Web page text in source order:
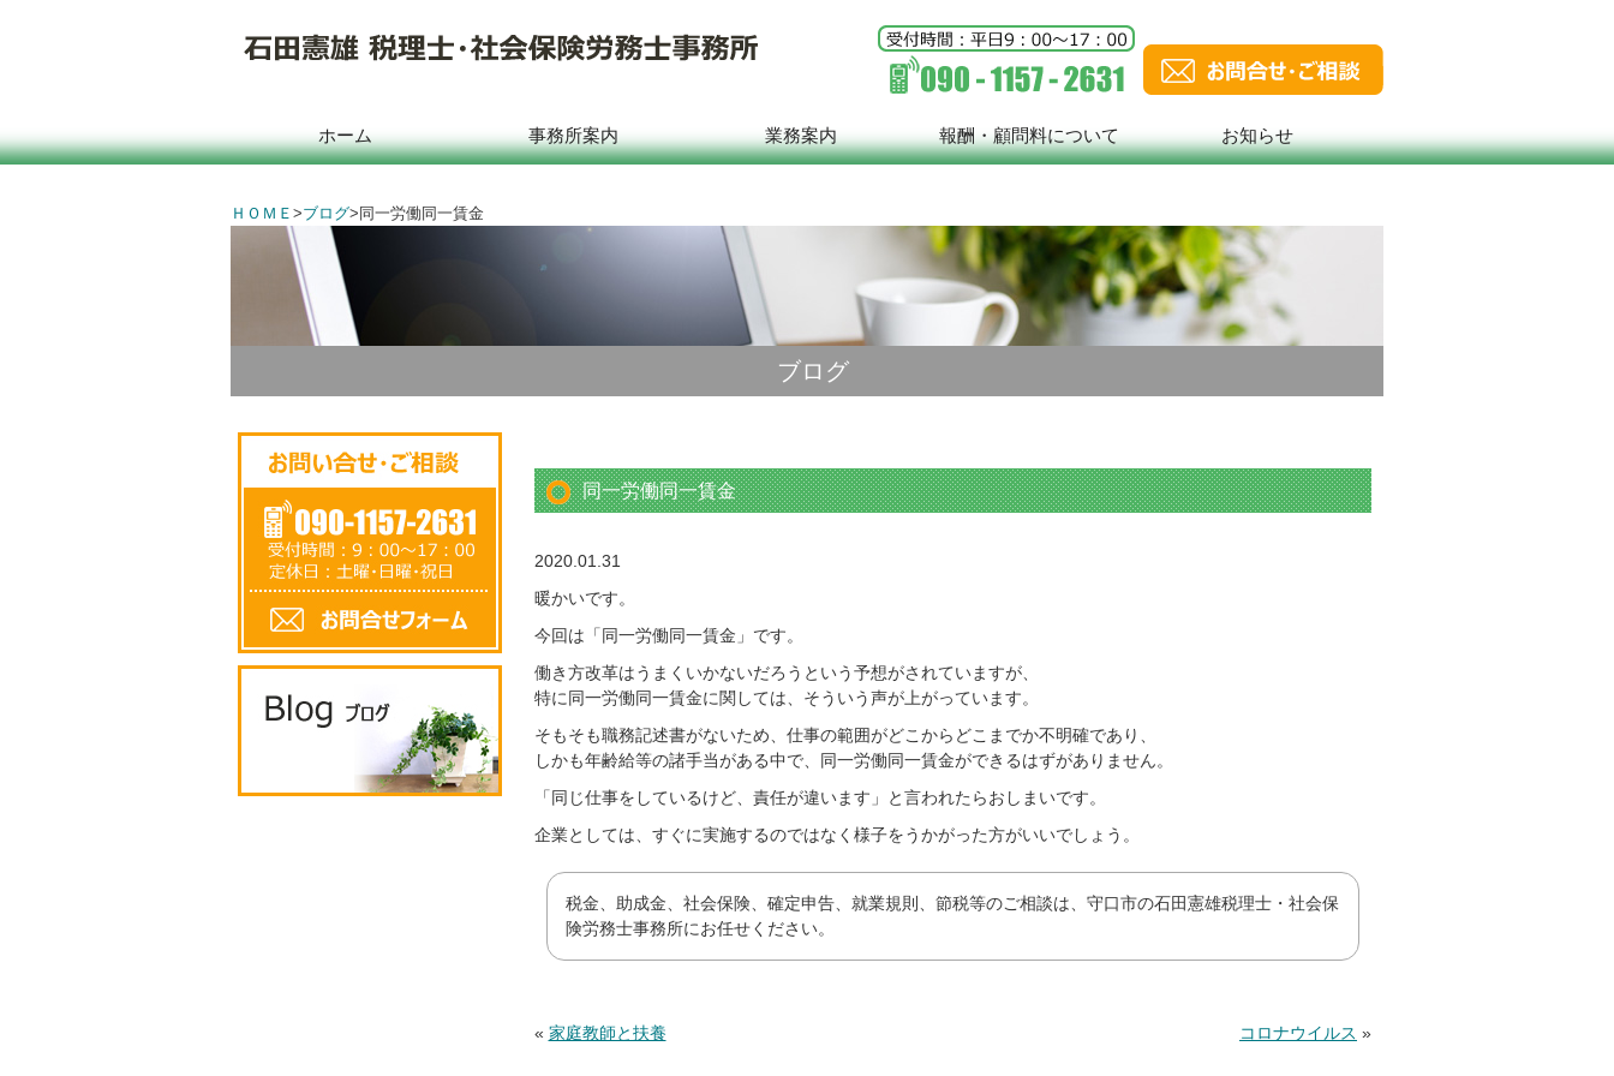
ホーム 事務所案内 業務案内 報酬・顧問料について お知らせ
ＨＯＭＥ >ブログ> 同一労働同一賃金
ブログ
同一労働同一賃金
2020.01.31
暖かいです。
今回は「同一労働同一賃金」です。
働き方改革はうまくいかないだろうという予想がされていますが、
特に同一労働同一賃金に関しては、そういう声が上がっています。
そもそも職務記述書がないため、仕事の範囲がどこからどこまでか不明確であり、
しかも年齢給等の諸手当がある中で、同一労働同一賃金ができるはずがありません。
「同じ仕事をしているけど、責任が違います」と言われたらおしまいです。
企業としては、すぐに実施するのではなく様子をうかがった方がいいでしょう。
税金、助成金、社会保険、確定申告、就業規則、節税等のご相談は、守口市の石田憲雄税理士・社会保
険労務士事務所にお任せください。
コロナウイルス »
« 家庭教師と扶養